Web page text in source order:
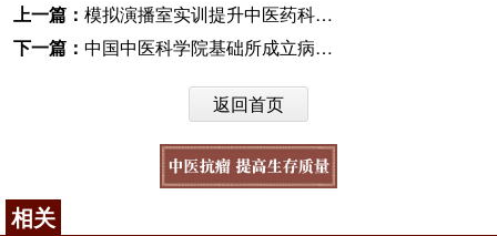
上一篇： 模拟演播室实训提升中医药科普巡讲专家能力
下一篇： 中国中医科学院基础所成立病证研究中心
返回首页
相关